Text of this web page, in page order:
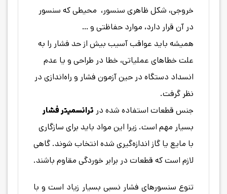
خروجی، شکل ظاهری سنسور، محیطی که سنسور
در آن قرار دارد، موارد حفاظتی و …
همیشه باید عواقب آسیب بیش از حد فشار را به
علت خطاهای عملیاتی، خطا در طراحی و یا عدم
انسداد دستگاه در حین آزمون فشار و راه‌اندازی در
نظر گرفت.
جنس قطعات استفاده شده در ترانسمیتر فشار
بسیار مهم است. زیرا این مواد باید برای سازگاری
با مایع یا گاز اندازه‌گیری شده انتخاب شوند. گاهی
لازم است که قطعات در برابر خوردگی مقاوم باشند.
تنوع سنسورهای فشار نسبی بسیار زیاد است و با